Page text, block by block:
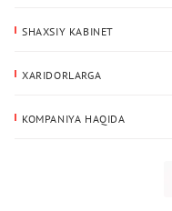
SHAXSIY KABINET
Yetkazib berish manzili
XARIDORLARGA
KOMPANIYA HAQIDA